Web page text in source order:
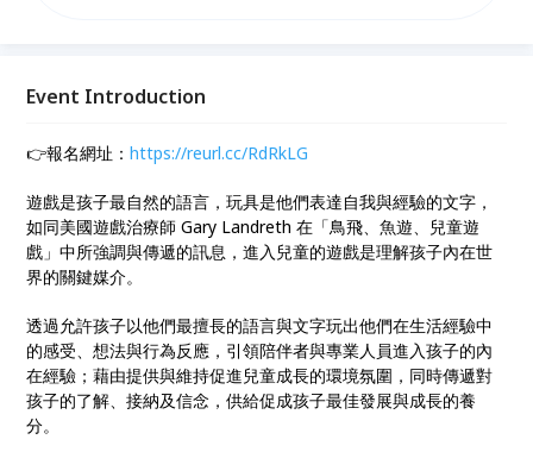
孩子的內在經驗；藉由提供與維持促進兒童成長的環境
Event Introduction
👉報名網址：https://reurl.cc/RdRkLG
遊戲是孩子最自然的語言，玩具是他們表達自我與經驗的文字，
如同美國遊戲治療師 Gary Landreth 在「鳥飛、魚遊、兒童遊
戲」中所強調與傳遞的訊息，進入兒童的遊戲是理解孩子內在世
界的關鍵媒介。
透過允許孩子以他們最擅長的語言與文字玩出他們在生活經驗中
的感受、想法與行為反應，引領陪伴者與專業人員進入孩子的內
在經驗；藉由提供與維持促進兒童成長的環境氛圍，同時傳遞對
孩子的了解、接納及信念，供給促成孩子最佳發展與成長的養
分。